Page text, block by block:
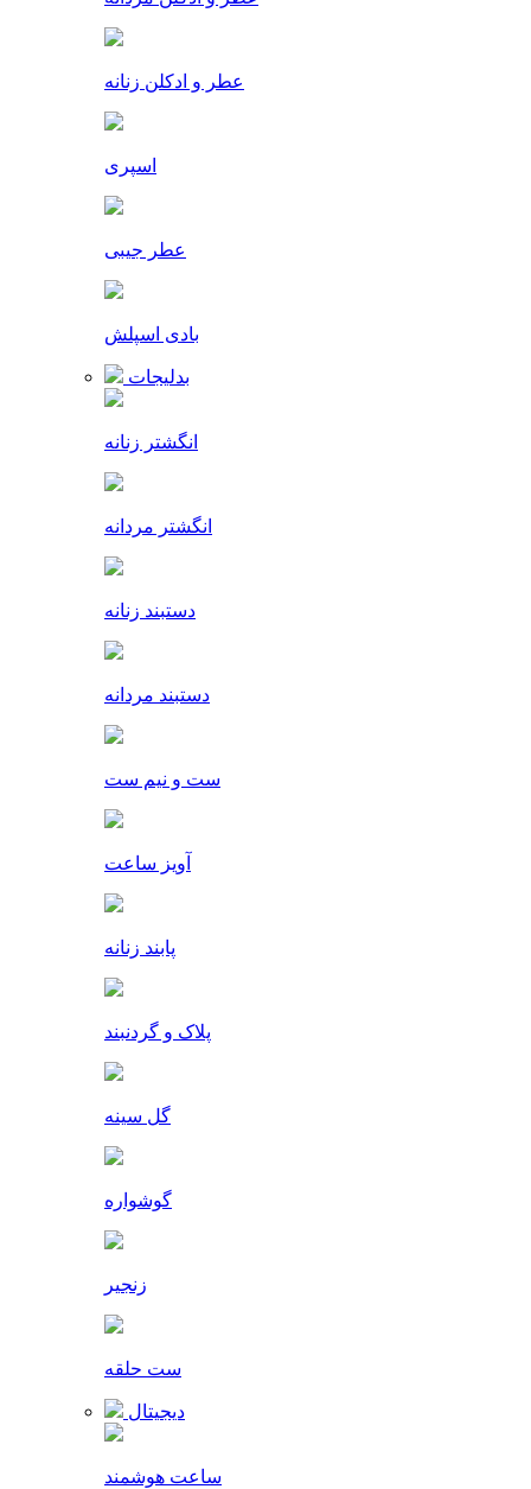
عطر و ادکلن زنانه
اسپری
عطر جیبی
بادی اسپلش
بدلیجات
انگشتر زنانه
انگشتر مردانه
دستبند زنانه
دستبند مردانه
ست و نیم ست
آویز ساعت
پابند زنانه
پلاک و گردنبند
گل سینه
گوشواره
زنجیر
ست حلقه
دیجیتال
ساعت هوشمند